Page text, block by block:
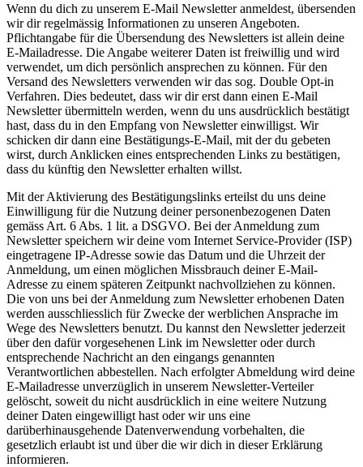
Wenn du dich zu unserem E-Mail Newsletter anmeldest, übersenden
wir dir regelmässig Informationen zu unseren Angeboten.
Pflichtangabe für die Übersendung des Newsletters ist allein deine
E-Mailadresse. Die Angabe weiterer Daten ist freiwillig und wird
verwendet, um dich persönlich ansprechen zu können. Für den
Versand des Newsletters verwenden wir das sog. Double Opt-in
Verfahren. Dies bedeutet, dass wir dir erst dann einen E-Mail
Newsletter übermitteln werden, wenn du uns ausdrücklich bestätigt
hast, dass du in den Empfang von Newsletter einwilligst. Wir
schicken dir dann eine Bestätigungs-E-Mail, mit der du gebeten
wirst, durch Anklicken eines entsprechenden Links zu bestätigen,
dass du künftig den Newsletter erhalten willst.
Mit der Aktivierung des Bestätigungslinks erteilst du uns deine
Einwilligung für die Nutzung deiner personenbezogenen Daten
gemäss Art. 6 Abs. 1 lit. a DSGVO. Bei der Anmeldung zum
Newsletter speichern wir deine vom Internet Service-Provider (ISP)
eingetragene IP-Adresse sowie das Datum und die Uhrzeit der
Anmeldung, um einen möglichen Missbrauch deiner E-Mail-
Adresse zu einem späteren Zeitpunkt nachvollziehen zu können.
Die von uns bei der Anmeldung zum Newsletter erhobenen Daten
werden ausschliesslich für Zwecke der werblichen Ansprache im
Wege des Newsletters benutzt. Du kannst den Newsletter jederzeit
über den dafür vorgesehenen Link im Newsletter oder durch
entsprechende Nachricht an den eingangs genannten
Verantwortlichen abbestellen. Nach erfolgter Abmeldung wird deine
E-Mailadresse unverzüglich in unserem Newsletter-Verteiler
gelöscht, soweit du nicht ausdrücklich in eine weitere Nutzung
deiner Daten eingewilligt hast oder wir uns eine
darüberhinausgehende Datenverwendung vorbehalten, die
gesetzlich erlaubt ist und über die wir dich in dieser Erklärung
informieren.